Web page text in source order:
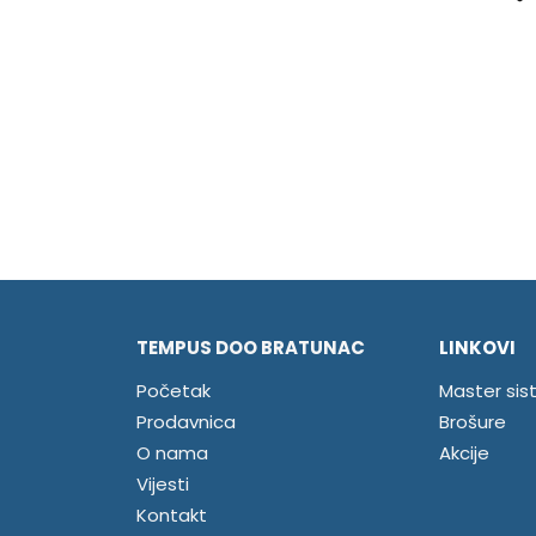
TEMPUS DOO BRATUNAC
Početak
Prodavnica
O nama
Vijesti
Kontakt
LINKOVI
Master
Brošure
Akcije